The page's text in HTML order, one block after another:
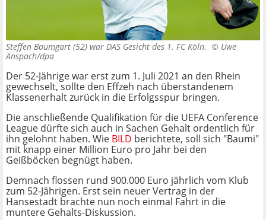
Steffen Baumgart (52) war DAS Gesicht des 1. FC Köln. © Uwe
Anspach/dpa
Der 52-Jährige war erst zum 1. Juli 2021 an den Rhein
gewechselt, sollte den Effzeh nach überstandenem
Klassenerhalt zurück in die Erfolgsspur bringen.
Die anschließende Qualifikation für die UEFA Conference
League dürfte sich auch in Sachen Gehalt ordentlich für
ihn gelohnt haben. Wie BILD berichtete, soll sich "Baumi"
mit knapp einer Million Euro pro Jahr bei den
Geißböcken begnügt haben.
Demnach flossen rund 900.000 Euro jährlich vom Klub
zum 52-Jährigen. Erst sein neuer Vertrag in der
Hansestadt brachte nun noch einmal Fahrt in die
muntere Gehalts-Diskussion.